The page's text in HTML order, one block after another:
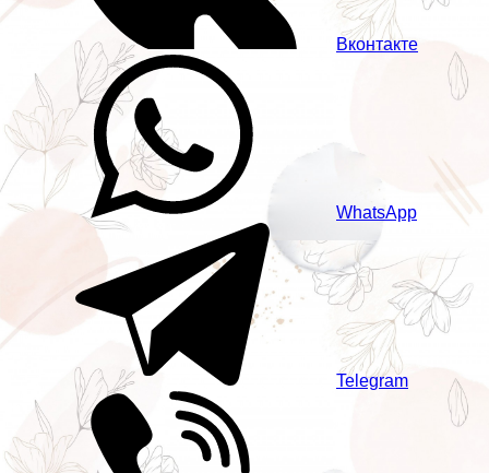
Вконтакте
WhatsApp
Telegram